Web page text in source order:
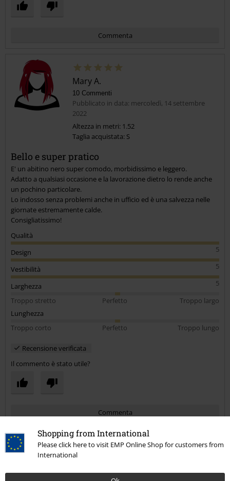
Shopping from International
Please click here to visit EMP Online Shop for customers from
International
Commenta
Invia un commento
Mary A.
10 Commenti
Pubblicato in data: mercoledì, 14 settembre
2022
Altezza in metri: 1.52
Taglia acquistata: S
Bello e super pratico
E' un abitino nero super comodo, morbidissimo e leggero.
Adatto a qualsiasi occasione e la lavorazione dietro lo rende anche
un pochino particolare.
Lo indosso senza problemi anche in ufficio ed è una salvezza nelle
giornate estremamente calde.
Consigliatissimo!
Qualità
5
Design
5
Vestibilità
5
Larghezza
Troppo stretto
Perfetto
Troppo largo
Lunghezza
Troppo corto
Perfetto Troppo lungo
Recensione verificata
Il commento è stato utile?
Commenta
Mara T.